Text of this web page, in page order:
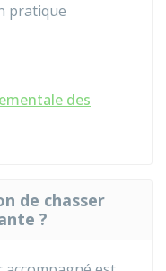
pratique
des
de chasser
?